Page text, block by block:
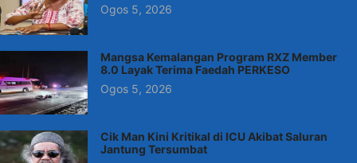
Ogos 5, 2026
Mangsa Kemalangan Program RXZ Member
8.0 Layak Terima Faedah PERKESO
Ogos 5, 2026
Cik Man Kini Kritikal di ICU Akibat Saluran
Jantung Tersumbat